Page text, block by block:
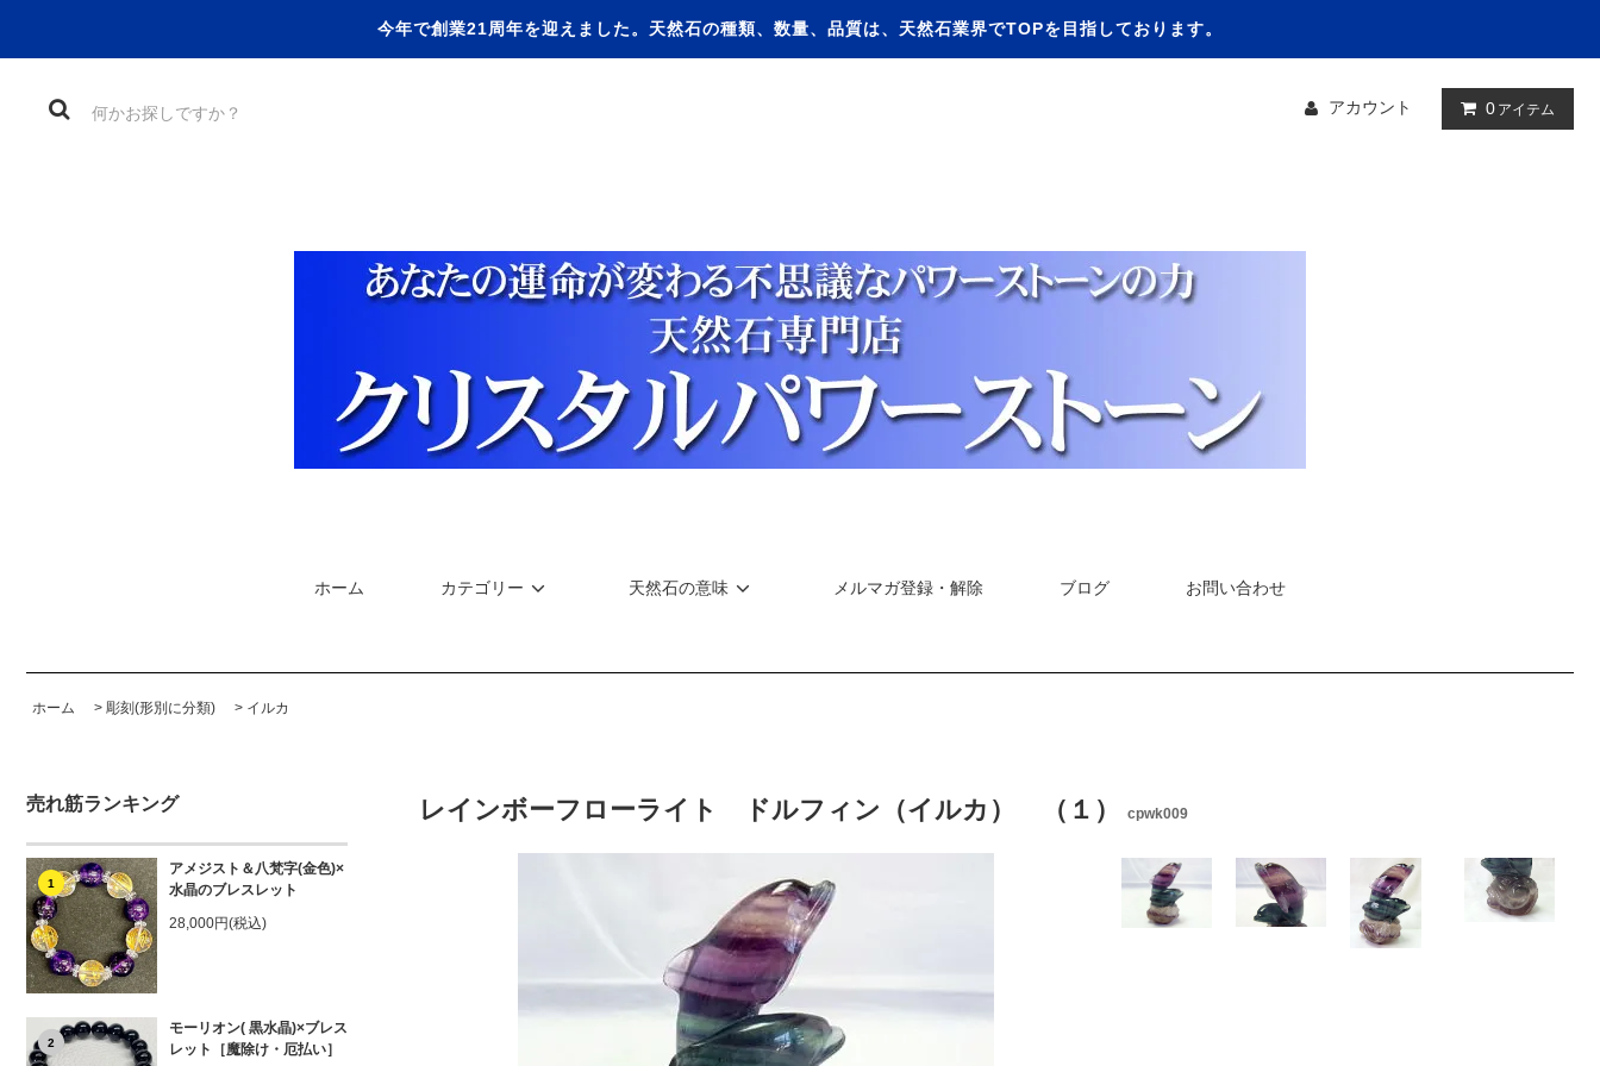
今年で創業21周年を迎えました。天然石の種類、数量、品質は、天然石業界でTOPを目指しております。
アカウント 0 アイテム
ホーム カテゴリー 天然石の意味 メルマガ登録・解除 ブログ お問い合わせ
ホーム > 彫刻(形別に分類) > イルカ
売れ筋ランキング
1
アメジスト＆八梵字(金色)×
水晶のブレスレット
28,000円(税込)
2
モーリオン( 黒水晶)×ブレス
レット［魔除け・厄払い］
レインボーフローライト ドルフィン（イルカ） （１） cpwk009